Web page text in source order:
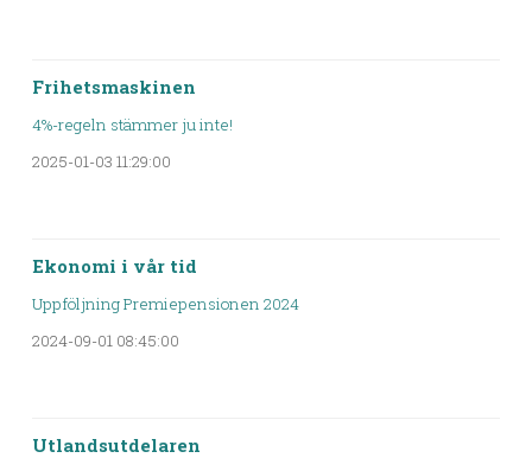
Frihetsmaskinen
4%-regeln stämmer ju inte!
2025-01-03 11:29:00
Ekonomi i vår tid
Uppföljning Premiepensionen 2024
2024-09-01 08:45:00
Utlandsutdelaren